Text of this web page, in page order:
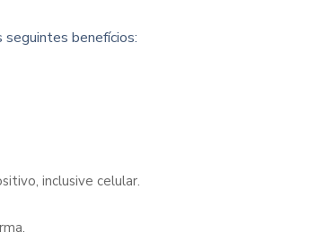
seguintes benefícios:
inclusive celular.